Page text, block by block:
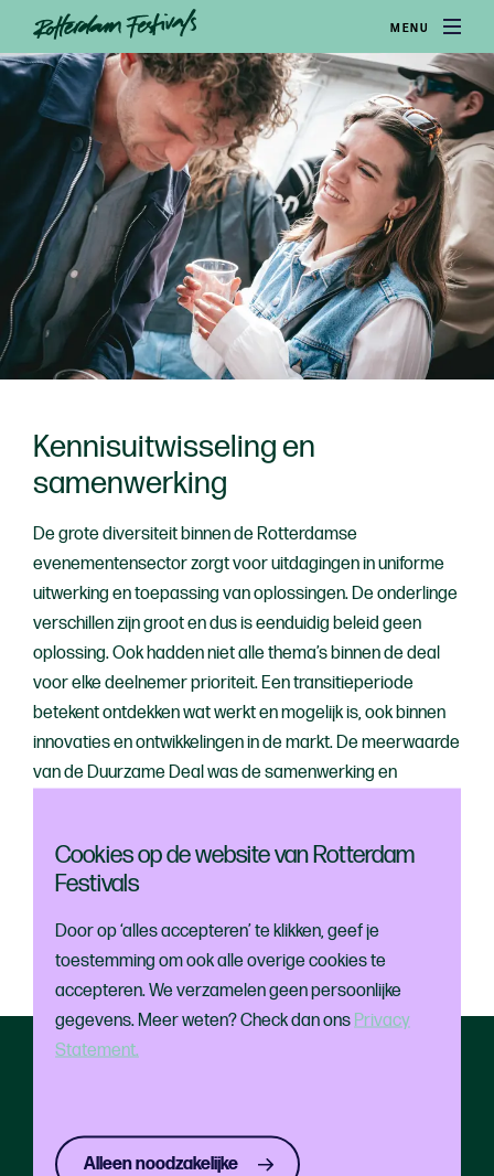
Cookies op de website van Rotterdam
Festivals
Door op ‘alles accepteren’ te klikken, geef je
toestemming om ook alle overige cookies te
accepteren. We verzamelen geen persoonlijke
gegevens. Meer weten? Check dan ons Privacy
Statement.
Alleen noodzakelijke
MENU
Kennisuitwisseling en
samenwerking
De grote diversiteit binnen de Rotterdamse
evenementensector zorgt voor uitdagingen in uniforme
uitwerking en toepassing van oplossingen. De onderlinge
verschillen zijn groot en dus is eenduidig beleid geen
oplossing. Ook hadden niet alle thema’s binnen de deal
voor elke deelnemer prioriteit. Een transitieperiode
betekentontdekken wat werkt en mogelijk is, ook binnen
innovaties en ontwikkelingen in de markt.De meerwaarde
van de Duurzame Deal was de samenwerking en
aandacht voor duurzaamheid vanuit andere
organisatoren in de stad die niet waren aangesloten bij
de deal. De hele sector heeft zo van de resultaten kunnen
profiteren.
Festivals